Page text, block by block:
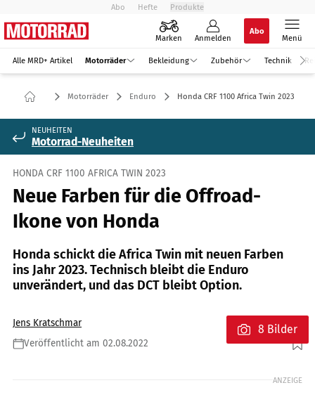
Abo Hefte Produkte
Marken Anmelden
Abo
Menü
Alle MRD+ Artikel Motorräder Bekleidung Zubehör Technik
Motorräder Enduro Honda CRF 1100 Africa Twin 2023
NEUHEITEN
Motorrad-Neuheiten
HONDA CRF 1100 AFRICA TWIN 2023
Neue Farben für die Offroad-
Ikone von Honda
Honda schickt die Africa Twin mit neuen Farben
ins Jahr 2023. Technisch bleibt die Enduro
unverändert, und das DCT bleibt Option.
Jens Kratschmar
Veröffentlicht am 02.08.2022
Foto: Honda
8 Bilder
ANZEIGE